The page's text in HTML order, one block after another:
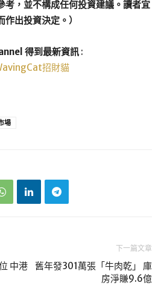
考，並不構成任何投資建議。讀者宜
出投資決定。）
得到最新資訊 :
招財貓
場
中港
下一篇文章
舊年發301萬張「牛肉乾」 庫
房淨賺9.6億